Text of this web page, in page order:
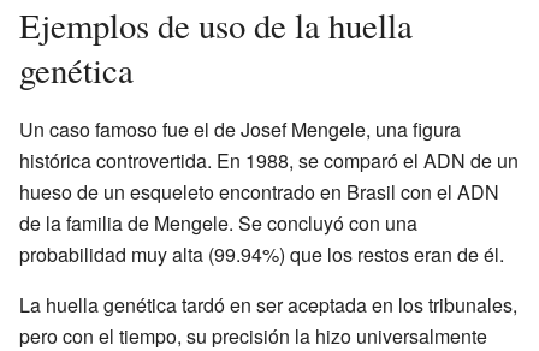
Ejemplos de uso de la huella
genética
Un caso famoso fue el de Josef Mengele, una figura
histórica controvertida. En 1988, se comparó el ADN de un
hueso de un esqueleto encontrado en Brasil con el ADN
de la familia de Mengele. Se concluyó con una
probabilidad muy alta (99.94%) que los restos eran de él.
La huella genética tardó en ser aceptada en los tribunales,
pero con el tiempo, su precisión la hizo universalmente